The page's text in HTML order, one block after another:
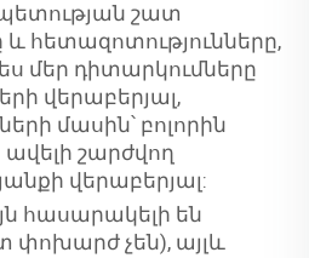
շատ
և հետազոտությունները,
մեր դիտարկումները
վերաբերյալ,
մասին՝ բոլորին
շարժվող
վերաբերյալ:
հասարակելի են
փոխարժ չեն), այլև